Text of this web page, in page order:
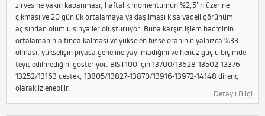
zirvesine yakın kapanması, haftalık momentumun %2,5’in üzerine
çıkması ve 20 günlük ortalamaya yaklaşılması kısa vadeli görünüm
açısından olumlu sinyaller oluşturuyor. Buna karşın işlem hacminin
ortalamanın altında kalması ve yükselen hisse oranının yalnızca %33
olması, yükselişin piyasa geneline yayılmadığını ve henüz güçlü biçimde
teyit edilmediğini gösteriyor. BIST100 için 13700/13628-13502-13376-
13252/13163 destek, 13805/13827-13870/13916-13972-14148 direnç
olarak izlenebilir.
Detaylı Bilgi